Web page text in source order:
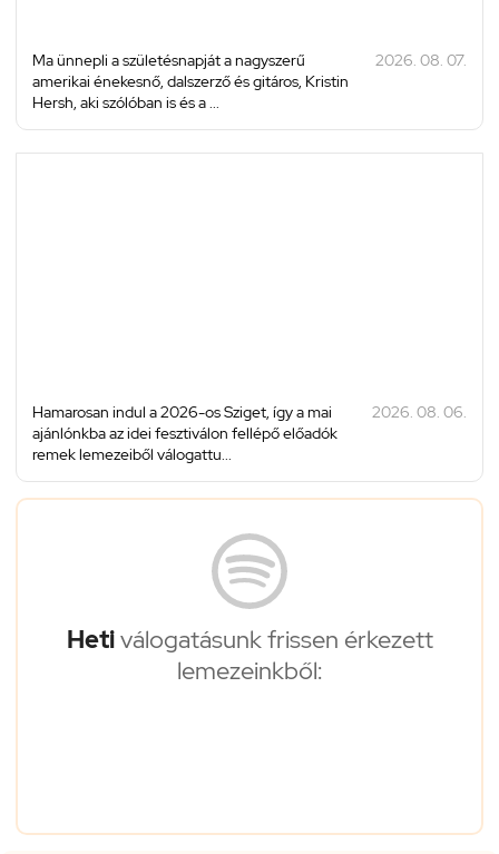
Ma ünnepli a születésnapját a nagyszerű
amerikai énekesnő, dalszerző és gitáros, Kristin
Hersh, aki szólóban is és a ...
2026. 08. 07.
Hamarosan indul a 2026-os Sziget, így a mai
ajánlónkba az idei fesztiválon fellépő előadók
remek lemezeiből válogattu...
2026. 08. 06.
Hetiválogatásunk frissen érkezett
lemezeinkből: